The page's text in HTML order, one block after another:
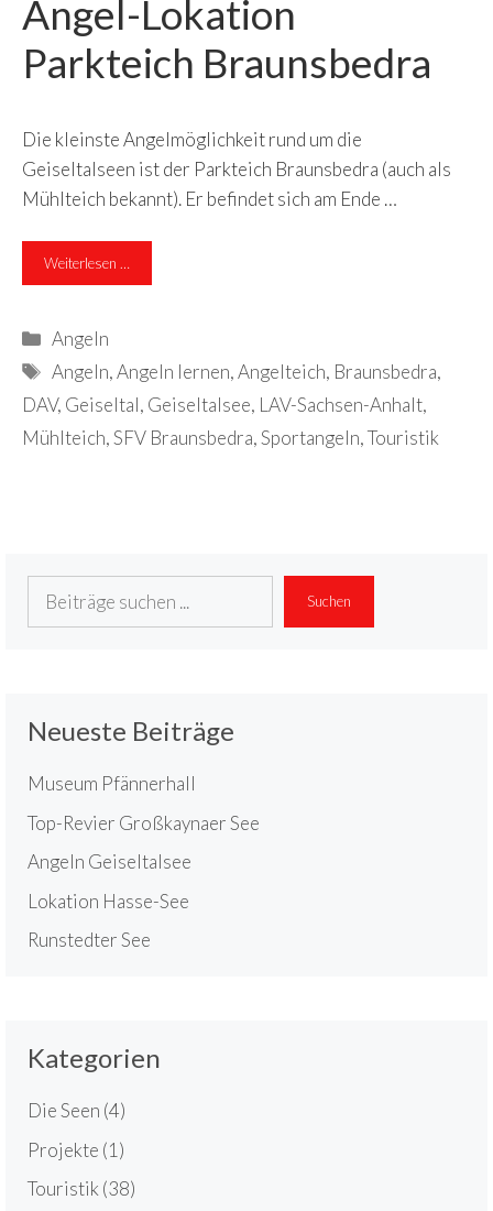
Angel-Lokation
Parkteich Braunsbedra
Die kleinste Angelmöglichkeit rund um die
Geiseltalseen ist der Parkteich Braunsbedra (auch als
Mühlteich bekannt). Er befindet sich am Ende …
Weiterlesen …
Kategorien
Angeln
Schlagwörter
Angeln,Angeln lernen,Angelteich, Braunsbedra,
DAV, Geiseltal, Geiseltalsee, LAV-Sachsen-Anhalt,
Mühlteich,SFV Braunsbedra,Sportangeln,Touristik
Suchen Suchen
Neueste Beiträge
Museum Pfännerhall
Top-Revier Großkaynaer See
Angeln Geiseltalsee
Lokation Hasse-See
Runstedter See
Kategorien
Die Seen (4)
Projekte (1)
Touristik (38)